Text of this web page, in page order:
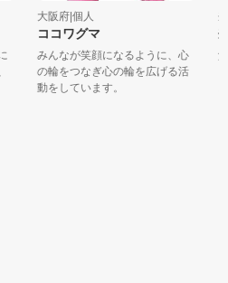
大阪府|個人
ココワグマ
みんなが笑顔になるように、心
の輪をつなぎ心の輪を広げる活
動をしています。
奈
父